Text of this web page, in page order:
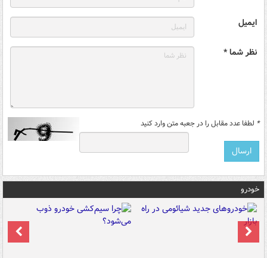
ایمیل
نظر شما *
* لطفا عدد مقابل را در جعبه متن وارد کنید
خودرو